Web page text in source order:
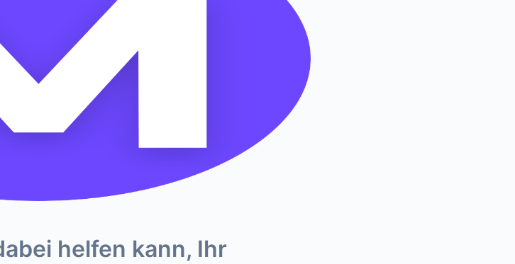
helfen kann, Ihr